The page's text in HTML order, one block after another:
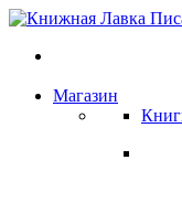
Магазин